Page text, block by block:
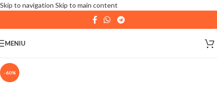
Skip to navigation Skip to main content
| 📦 Program livrari|In perioada11 August - 18
August,
MENIU
-60%